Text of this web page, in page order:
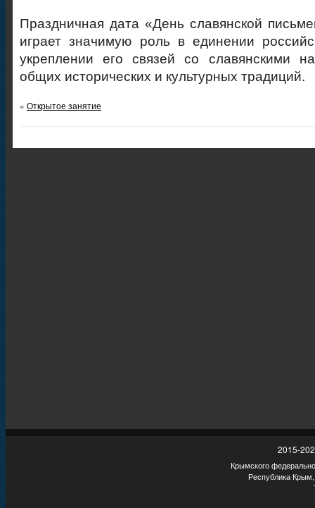
Праздничная дата «День славянской
играет значимую роль в единении
укреплении его связей со славянскими
общих исторических и культурных традиций.
« Открытое занятие
2015-
Крымского
Республика